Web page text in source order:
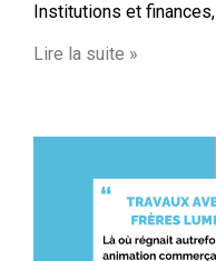
Institutions et finances,
Lire la suite »